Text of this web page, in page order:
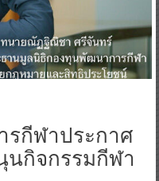
กีฬาประกาศ
กิจกรรมกีฬา